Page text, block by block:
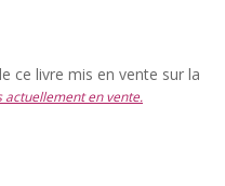
ce livre mis en vente sur la
actuellement en vente.